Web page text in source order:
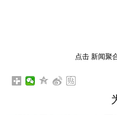
点击 新闻聚